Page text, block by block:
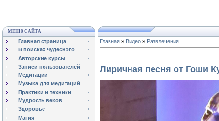
МЕНЮ САЙТА
Главная страница
В поисках чудесного
Авторские курсы
Записи пользователей
Медитации
Музыка для медитаций
Практики и техники
Мудрость веков
Здоровье
Магия
Главная » Видео » Развлечения
Лиричная песня от Гоши